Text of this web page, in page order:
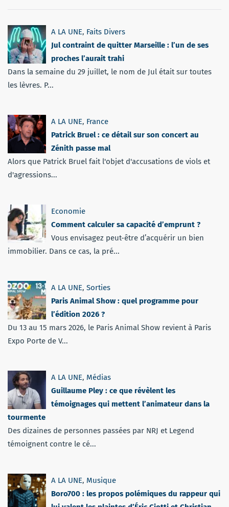
A LA UNE, Faits Divers
Jul contraint de quitter Marseille : l’un de ses
proches l’aurait trahi
Dans la semaine du 29 juillet, le nom de Jul était sur toutes
les lèvres. P...
A LA UNE, France
Patrick Bruel : ce détail sur son concert au
Zénith passe mal
Alors que Patrick Bruel fait l'objet d'accusations de viols et
d'agressions...
Economie
Comment calculer sa capacité d’emprunt ?
Vous envisagez peut-être d’acquérir un bien
immobilier. Dans ce cas, la pré...
A LA UNE, Sorties
Paris Animal Show : quel programme pour
l’édition 2026 ?
Du 13 au 15 mars 2026, le Paris Animal Show revient à Paris
Expo Porte de V...
A LA UNE, Médias
Guillaume Pley : ce que révèlent les
témoignages qui mettent l’animateur dans la
tourmente
Des dizaines de personnes passées par NRJ et Legend
témoignent contre le cé...
A LA UNE, Musique
Boro700 : les propos polémiques du rappeur qui